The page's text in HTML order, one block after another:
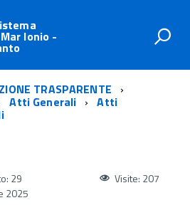
Ionio -
TRASPARENTE
Atti Generali Atti
29
2025
Visite: 207